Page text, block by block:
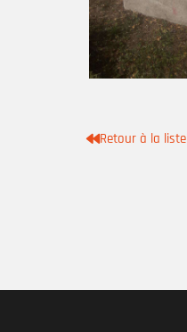
Retour à la liste